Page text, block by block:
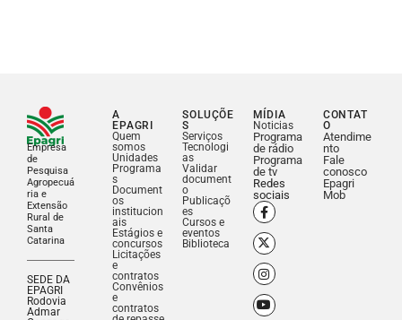
Empresa
de
Pesquisa
Agropecuá
ria e
Extensão
Rural de
Santa
Catarina
SEDE DA
EPAGRI
Rodovia
Admar
A
EPAGRI
Quem
somos
Unidades
Programa
s
Document
os
institucion
ais
Estágios e
concursos
Licitações
e
contratos
Convênios
e
contratos
SOLUÇÕE
S
Serviços
Tecnologi
as
Validar
document
o
Publicaçõ
es
Cursos e
eventos
Biblioteca
MÍDIA
Noticias
Programa
de rádio
Programa
de tv
Redes
sociais
CONTAT
O
Atendime
nto
Fale
conosco
Epagri
Mob